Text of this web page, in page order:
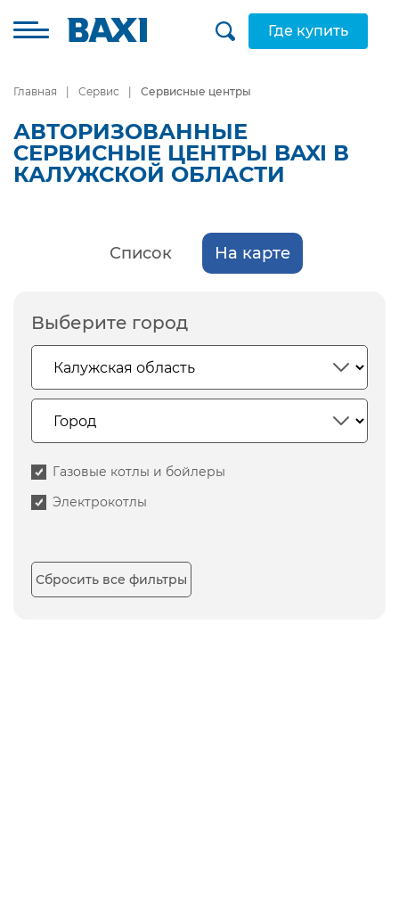
Где купить
Главная Сервис Сервисные центры
АВТОРИЗОВАННЫЕ
СЕРВИСНЫЕ ЦЕНТРЫ BAXI В
КАЛУЖСКОЙ ОБЛАСТИ
Список На карте
Выберите город
Газовые котлы и бойлеры
Электрокотлы
Сбросить все фильтры